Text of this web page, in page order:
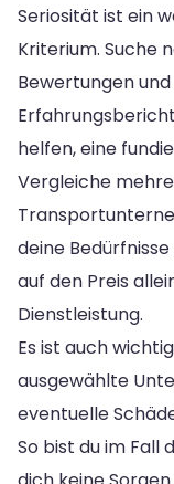
Seriosität ist ein
Kriterium. Suche
Bewertungen
helfen, eine
Vergleiche
deine
auf den Preis
Dienstleistung.
Es ist auch
ausgewählte
eventuelle
So bist du im Fall